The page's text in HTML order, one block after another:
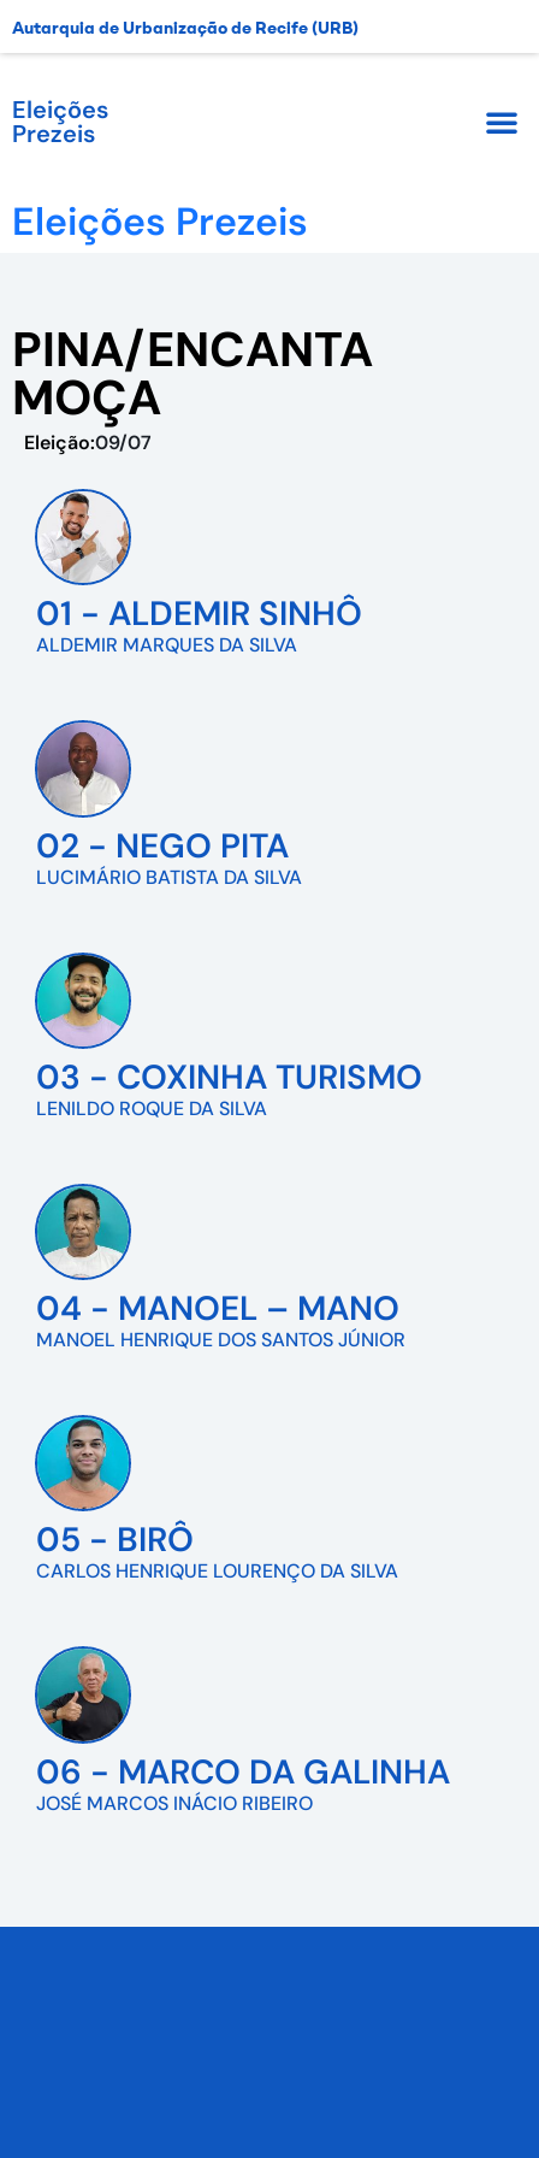
Autarquia de Urbanização de Recife (URB)
Eleições
Prezeis
Eleições Prezeis
PINA/ENCANTA
MOÇA
Eleição:09/07
01 - ALDEMIR SINHÔ
ALDEMIR MARQUES DA SILVA
02 - NEGO PITA
LUCIMÁRIO BATISTA DA SILVA
03 - COXINHA TURISMO
LENILDO ROQUE DA SILVA
04 - MANOEL – MANO
MANOEL HENRIQUE DOS SANTOS JÚNIOR
05 - BIRÔ
CARLOS HENRIQUE LOURENÇO DA SILVA
06 - MARCO DA GALINHA
JOSÉ MARCOS INÁCIO RIBEIRO